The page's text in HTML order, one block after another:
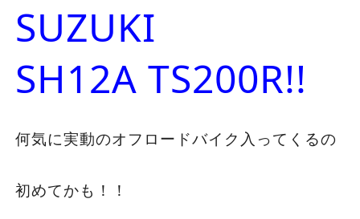
SUZUKI
SH12A TS200R!!
何気に実動のオフロードバイク入ってくるの
初めてかも！！